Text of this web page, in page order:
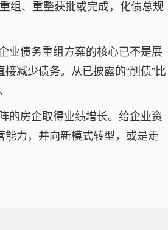
组、重整获批或完成，化债总规
业债务重组方案的核心已不是展
减少债务。从已披露的“削债”比
的房企取得业绩增长。给企业资
能力，并向新模式转型，或是走